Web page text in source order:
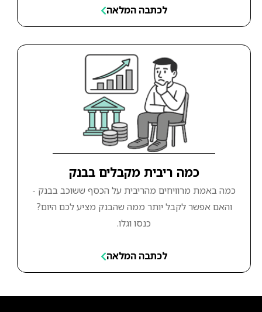
לכתבה המלאה
כמה ריבית מקבלים בבנק
כמה באמת מרוויחים מהריבית על הכסף ששוכב בבנק -
והאם אפשר לקבל יותר ממה שהבנק מציע לכם היום?
כנסו וגלו.
לכתבה המלאה